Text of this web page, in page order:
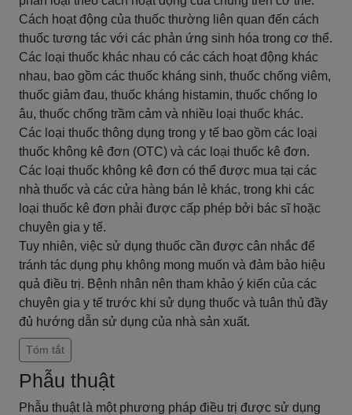
Cách hoạt động của thuốc thường liên quan đến cách
thuốc tương tác với các phản ứng sinh hóa trong cơ thể.
Các loại thuốc khác nhau có các cách hoạt động khác
nhau, bao gồm các thuốc kháng sinh, thuốc chống viêm,
thuốc giảm đau, thuốc kháng histamin, thuốc chống lo
âu, thuốc chống trầm cảm và nhiều loại thuốc khác.
Các loại thuốc thông dụng trong y tế bao gồm các loại
thuốc không kê đơn (OTC) và các loại thuốc kê đơn.
Các loại thuốc không kê đơn có thể được mua tại các
nhà thuốc và các cửa hàng bán lẻ khác, trong khi các
loại thuốc kê đơn phải được cấp phép bởi bác sĩ hoặc
chuyên gia y tế.
Tuy nhiên, việc sử dụng thuốc cần được cân nhắc để
tránh tác dụng phụ không mong muốn và đảm bảo hiệu
quả điều trị. Bệnh nhân nên tham khảo ý kiến ​​của các
chuyên gia y tế trước khi sử dụng thuốc và tuân thủ đầy
đủ hướng dẫn sử dụng của nhà sản xuất.
Tóm tắt
Phẫu thuật
Phẫu thuật là một phương pháp điều trị được sử dụng